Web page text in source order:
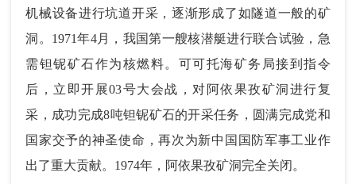
机械设备进行坑道开采，逐渐形成了如隧道一般的矿
洞。1971年4月，我国第一艘核潜艇进行联合试验，急
需钽铌矿石作为核燃料。可可托海矿务局接到指令
后，立即开展03号大会战，对阿依果孜矿洞进行复
采，成功完成8吨钽铌矿石的开采任务，圆满完成党和
国家交予的神圣使命，再次为新中国国防军事工业作
出了重大贡献。1974年，阿依果孜矿洞完全关闭。